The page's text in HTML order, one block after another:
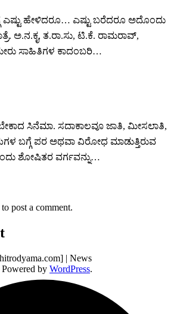
ಎಷ್ಟು ಹೇಳಿದರೂ… ಎಷ್ಟು ಬರೆದರೂ ಅದೊಂದು
ಅ.ನ.ಕೃ, ತ.ರಾ.ಸು, ಟಿ.ಕೆ. ರಾಮರಾವ್,
ಸಾಹಿತಿಗಳ ಕಾದಂಬರಿ…
ಸಿನೆಮಾ. ಸದಾಕಾಲವೂ ಜಾತಿ, ಮೀಸಲಾತಿ,
ಬಗ್ಗೆ ಪರ ಅಥವಾ ವಿರೋಧ ಮಾಡುತ್ತಿರುವ
ಶೋಷಿತರ ವರ್ಗವನ್ನು…
to post a comment.
| News
by WordPress.